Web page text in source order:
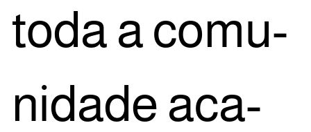
toda a comu­
ni­da­de aca­